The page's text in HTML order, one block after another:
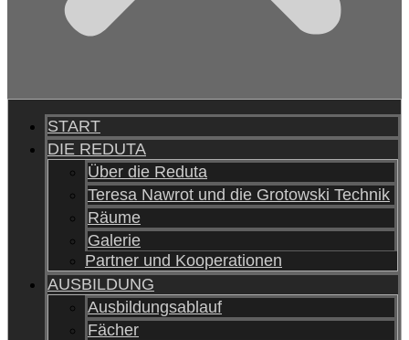
START
DIE REDUTA
Über die Reduta
Teresa Nawrot und die Grotowski Technik
Räume
Galerie
Partner und Kooperationen
AUSBILDUNG
Ausbildungsablauf
Fächer